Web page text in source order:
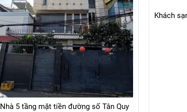
Nhà 5 tầng mặt tiền đường số Tân Quy